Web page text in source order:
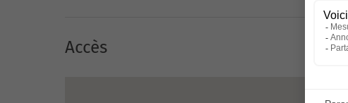
Accès